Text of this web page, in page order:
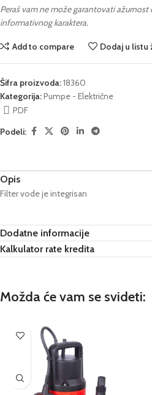
Peraš vam ne može garantovati ažurnost
informativnog karaktera.
Add to compare Dodaj u listu
Šifra proizvoda:18360
Kategorija:Pumpe - Električne
PDF
Podeli:
Opis
Filter vode je integrisan
Dodatne informacije
Kalkulator rate kredita
Možda će vam se svideti: